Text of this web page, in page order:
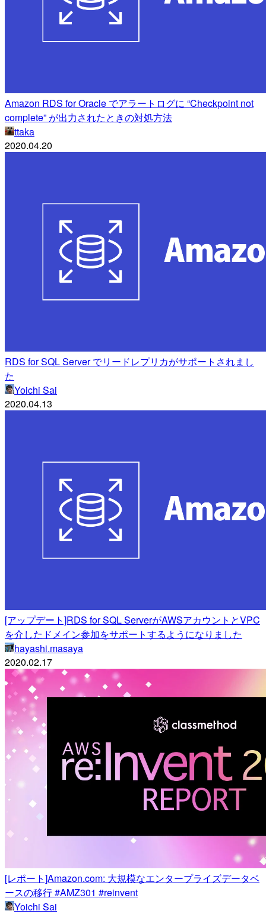
Amazon RDS for Oracle でアラートログに “Checkpoint not
complete” が出力されたときの対処方法
ttaka
2020.04.20
RDS for SQL Server でリードレプリカがサポートされまし
た
Yoichi Sai
2020.04.13
[アップデート]RDS for SQL ServerがAWSアカウントとVPC
を介したドメイン参加をサポートするようになりました
hayashi.masaya
2020.02.17
[レポート]Amazon.com: 大規模なエンタープライズデータベ
ースの移行 #AMZ301 #reinvent
Yoichi Sai